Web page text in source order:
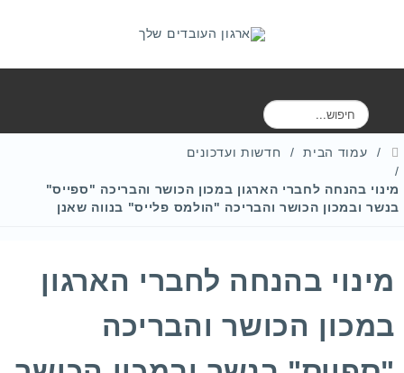
ח
י
עמוד הבית חדשות ועדכונים
מינוי בהנחה לחברי הארגון במכון הכושר והבריכה "ספייס"
בנשר ובמכון הכושר והבריכה "הולמס פלייס" בנווה שאנן
מינוי בהנחה לחברי הארגון
במכון הכושר והבריכה